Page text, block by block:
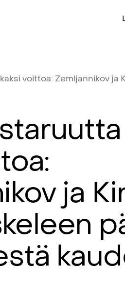
kaksi voittoa: Zemljannikov ja
ja